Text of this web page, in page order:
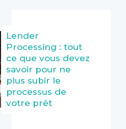
Lender
Processing : tout
ce que vous devez
savoir pour ne
plus subir le
processus de
votre prêt